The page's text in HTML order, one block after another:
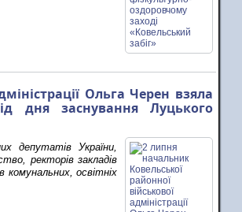
Ольга Черен взяла
дня заснування Луцького
депутатів України,
ректорів закладів
комунальних, освітніх